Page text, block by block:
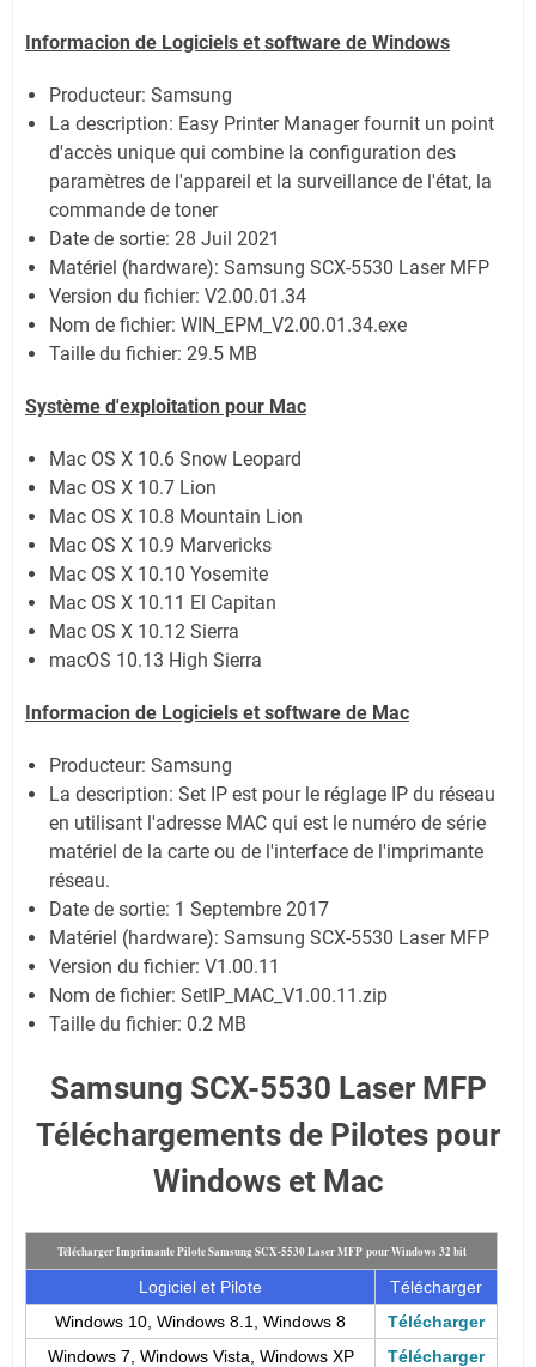
Informacion de Logiciels et software de Windows
Producteur: Samsung
La description: Easy Printer Manager fournit un point
d'accès unique qui combine la configuration des
paramètres de l'appareil et la surveillance de l'état, la
commande de toner
Date de sortie: 28 Juil 2021
Matériel (hardware): Samsung SCX-5530 Laser MFP
Version du fichier: V2.00.01.34
Nom de fichier: WIN_EPM_V2.00.01.34.exe
Taille du fichier: 29.5 MB
Système d'exploitation pour Mac
Mac OS X 10.6 Snow Leopard
Mac OS X 10.7 Lion
Mac OS X 10.8 Mountain Lion
Mac OS X 10.9 Marvericks
Mac OS X 10.10 Yosemite
Mac OS X 10.11 El Capitan
Mac OS X 10.12 Sierra
macOS 10.13 High Sierra
Informacion de Logiciels et software de Mac
Producteur: Samsung
La description: Set IP est pour le réglage IP du réseau
en utilisant l'adresse MAC qui est le numéro de série
matériel de la carte ou de l'interface de l'imprimante
réseau.
Date de sortie: 1 Septembre 2017
Matériel (hardware): Samsung SCX-5530 Laser MFP
Version du fichier: V1.00.11
Nom de fichier: SetIP_MAC_V1.00.11.zip
Taille du fichier: 0.2 MB
Samsung SCX-5530 Laser MFP
Téléchargements de Pilotes pour
Windows et Mac
Télécharger Imprimante Pilote Samsung SCX-5530 Laser MFP pour Windows 32 bit
Logiciel et Pilote
Télécharger
Windows 10, Windows 8.1, Windows 8
Télécharger
Windows 7, Windows Vista, Windows XP
Télécharger